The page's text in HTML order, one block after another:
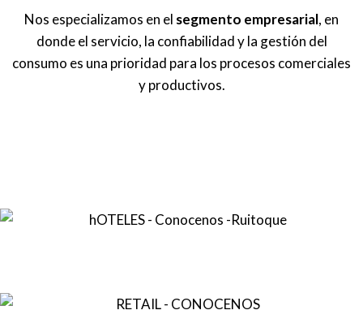
Nos especializamos en el segmento empresarial, en
donde el servicio, la confiabilidad y la gestión del
consumo es una prioridad para los procesos comerciales
y productivos.